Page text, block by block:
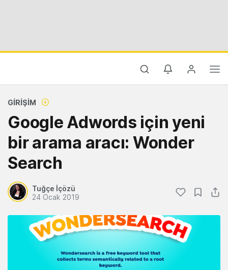
GIRIŞIM
Google Adwords için yeni
bir arama aracı: Wonder
Search
Tuğçe İçözü
24 Ocak 2019